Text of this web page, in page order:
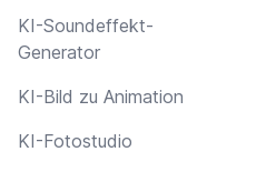
KI-Soundeffekt-
Generator
KI-Bild zu Animation
KI-Fotostudio